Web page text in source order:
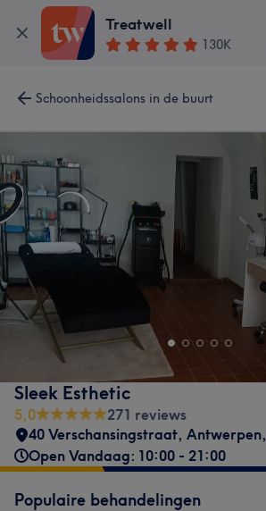
Treatwell
130K
Schoonheidssalons in de buurt
Sleek Esthetic
5,0
271 reviews
40 Verschansingstraat, Antwerpen,
Open Vandaag: 10:00 - 21:00
Populaire behandelingen